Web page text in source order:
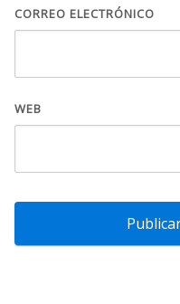
CORREO ELECTRÓNICO
WEB